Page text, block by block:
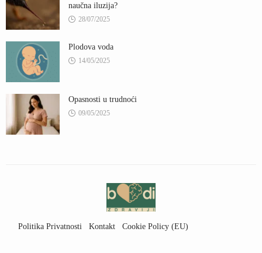
naučna iluzija?
28/07/2025
Plodova voda
14/05/2025
Opasnosti u trudnoći
09/05/2025
Politika Privatnosti Kontakt Cookie Policy (EU)